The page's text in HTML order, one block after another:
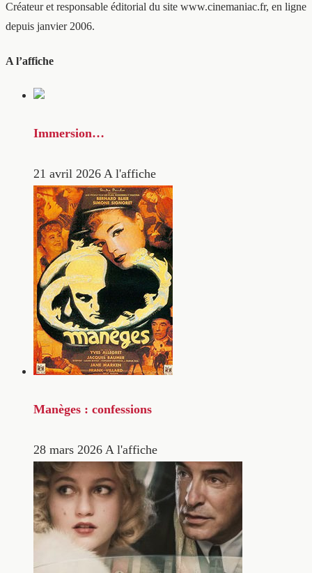
Créateur et responsable éditorial du site www.cinemaniac.fr, en ligne
depuis janvier 2006.
A l’affiche
Immersion…
21 avril 2026 A l'affiche
Manèges : confessions
28 mars 2026 A l'affiche